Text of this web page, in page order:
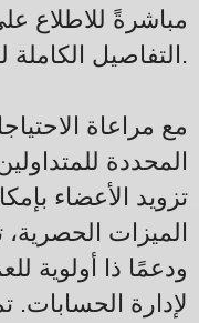
التفاصيل الكاملة للبرنامج.
المحددة
تزويد الأعضاء
الميزات
ودعمًا ذا أولوية
لإدارة الحسابات.